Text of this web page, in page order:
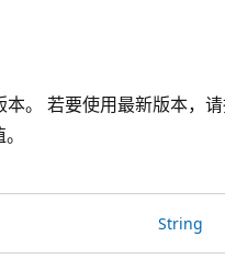
。 若要使用最新版本，
String